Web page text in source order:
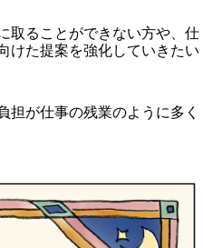
取ることができない方や、仕
けた提案を強化していきたい
が仕事の残業のように多く